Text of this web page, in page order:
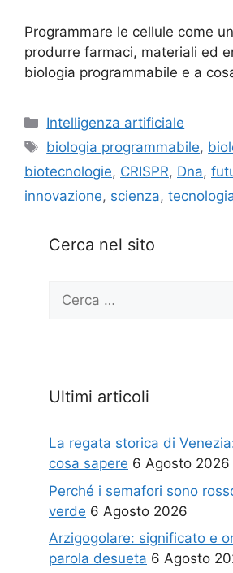
Programmare le cellule come
produrre farmaci, materiali ed
biologia programmabile e a
Categorie
Intelligenza artificiale
Tag
biologia programmabile,
biotecnologie, CRISPR, Dna,
innovazione, scienza,
Cerca nel sito
Ricerca
Ultimi articoli
La regata storica di
cosa sapere 6 Agosto 2026
Perché i semafori sono
verde 6 Agosto 2026
Arzigogolare: significato e
parola desueta 6 Agosto